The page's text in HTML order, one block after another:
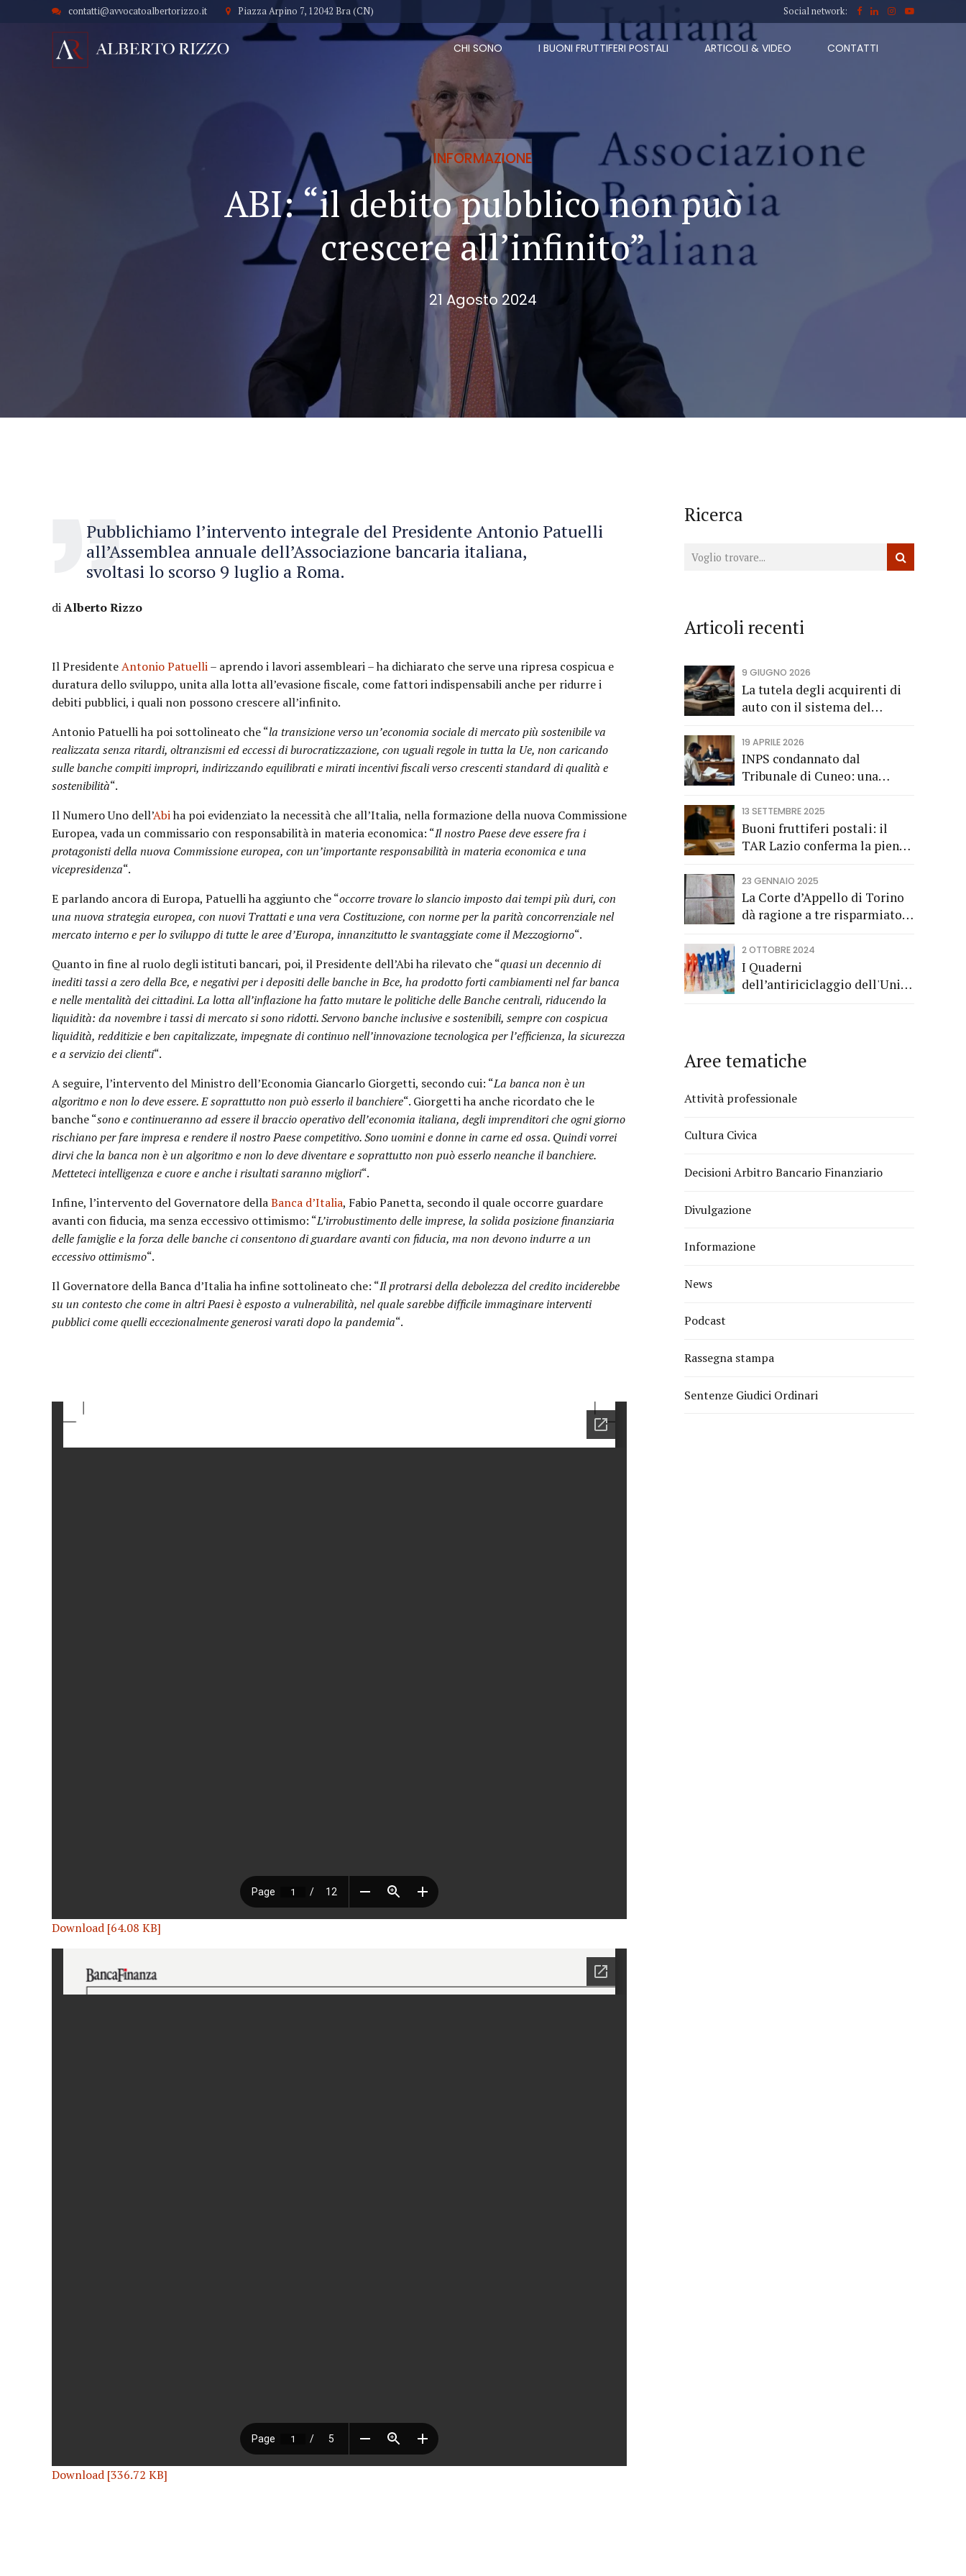
contatti@avvocatoalbertorizzo.it Piazza Arpino 7, 12042 Bra (CN) Social network:
CHI SONO I BUONI FRUTTIFERI POSTALI ARTICOLI & VIDEO CONTATTI
INFORMAZIONE
ABI: “il debito pubblico non può
crescere all’infinito”
21 Agosto 2024
Pubblichiamo l’intervento integrale del Presidente Antonio Patuelli
all’Assemblea annuale dell’Associazione bancaria italiana,
svoltasi lo scorso 9 luglio a Roma.
diAlberto Rizzo
Il PresidenteAntonio Patuelli– aprendo i lavori assembleari – ha dichiarato che serve una ripresa cospicua e
duratura dello sviluppo, unita alla lotta all’evasione fiscale, come fattori indispensabili anche per ridurre i
debiti pubblici, i quali non possono crescere all’infinito.
Antonio Patuelli ha poi sottolineato che “la transizione verso un’economia sociale di mercato più sostenibile va
realizzata senza ritardi, oltranzismi ed eccessi di burocratizzazione, con uguali regole in tutta la Ue, non caricando
sulle banche compiti impropri, indirizzando equilibrati e mirati incentivi fiscali verso crescenti standard di qualità e
sostenibilità“.
Il Numero Uno dell’Abiha poi evidenziato la necessità che all’Italia, nella formazione della nuova Commissione
Europea, vada un commissario con responsabilità in materia economica: “Il nostro Paese deve essere fra i
protagonisti della nuova Commissione europea, con un’importante responsabilità in materia economica e una
vicepresidenza“.
E parlando ancora di Europa, Patuelli ha aggiunto che “occorre trovare lo slancio imposto dai tempi più duri, con
una nuova strategia europea, con nuovi Trattati e una vera Costituzione, con norme per la parità concorrenziale nel
mercato interno e per lo sviluppo di tutte le aree d’Europa, innanzitutto le svantaggiate come il Mezzogiorno“.
Quanto in fine al ruolo degli istituti bancari, poi, il Presidente dell’Abi ha rilevato che “quasi un decennio di
inediti tassi a zero della Bce, e negativi per i depositi delle banche in Bce, ha prodotto forti cambiamenti nel far banca
e nelle mentalità dei cittadini. La lotta all’inflazione ha fatto mutare le politiche delle Banche centrali, riducendo la
liquidità: da novembre i tassi di mercato si sono ridotti. Servono banche inclusive e sostenibili, sempre con cospicua
liquidità, redditizie e ben capitalizzate, impegnate di continuo nell’innovazione tecnologica per l’efficienza, la sicurezza
e a servizio dei clienti“.
A seguire, l’intervento del Ministro dell’Economia Giancarlo Giorgetti, secondo cui: “La banca non è un
algoritmo e non lo deve essere. E soprattutto non può esserlo il banchiere“. Giorgetti ha anche ricordato che le
banche “sono e continueranno ad essere il braccio operativo dell’economia italiana, degli imprenditori che ogni giorno
rischiano per fare impresa e rendere il nostro Paese competitivo. Sono uomini e donne in carne ed ossa. Quindi vorrei
dirvi che la banca non è un algoritmo e non lo deve diventare e soprattutto non può esserlo neanche il banchiere.
Metteteci intelligenza e cuore e anche i risultati saranno migliori“.
Infine, l’intervento del Governatore dellaBanca d’Italia, Fabio Panetta, secondo il quale occorre guardare
avanti con fiducia, ma senza eccessivo ottimismo: “L’irrobustimento delle imprese, la solida posizione finanziaria
delle famiglie e la forza delle banche ci consentono di guardare avanti con fiducia, ma non devono indurre a un
eccessivo ottimismo“.
Il Governatore della Banca d’Italia ha infine sottolineato che: “Il protrarsi della debolezza del credito inciderebbe
su un contesto che come in altri Paesi è esposto a vulnerabilità, nel quale sarebbe difficile immaginare interventi
pubblici come quelli eccezionalmente generosi varati dopo la pandemia“.
Download [64.08 KB]
Download [336.72 KB]
Ricerca
Articoli recenti
9 GIUGNO 2026
La tutela degli acquirenti di
auto con il sistema del
19 APRILE 2026
INPS condannato dal
Tribunale di Cuneo: una
Fossano vince una causa
grazie all’Avv. Alberto Rizzo
di Bra
13 SETTEMBRE 2025
Buoni fruttiferi postali: il
TAR Lazio conferma la piena
Consumo a tutela dei
risparmiatori titolari di buoni
fruttiferi postali.
23 GENNAIO 2025
La Corte d’Appello di Torino
dà ragione a tre risparmiatori
2 OTTOBRE 2024
I Quaderni
dell’antiriciclaggio dell'Unità
Aree tematiche
Attività professionale
Cultura Civica
Decisioni Arbitro Bancario Finanziario
Divulgazione
Informazione
News
Podcast
Rassegna stampa
Sentenze Giudici Ordinari